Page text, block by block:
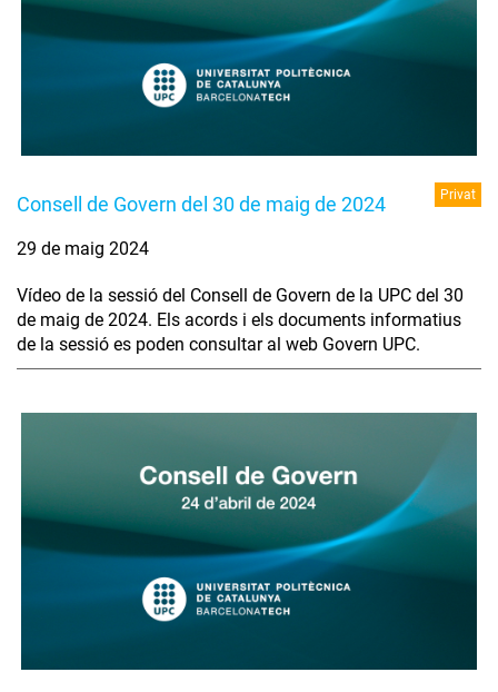
Consell de Govern del 30 de maig de 2024 Privat
29 de maig 2024
Vídeo de la sessió del Consell de Govern de la UPC del 30
de maig de 2024. Els acords i els documents informatius
de la sessió es poden consultar al web Govern UPC.